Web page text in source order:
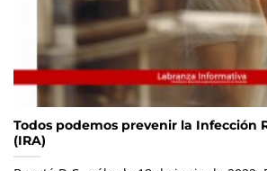
Todos podemos prevenir la Infección
(IRA)